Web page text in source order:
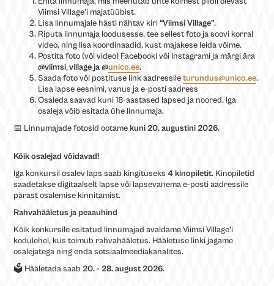
Viimsi Village’i majatüübist.
Lisa linnumajale hästi nähtav kiri“Viimsi Village”.
Riputa linnumaja loodusesse, tee sellest foto ja soovi korral
video, ning lisa koordinaadid, kust majakese leida võime.
Postita foto (või video) Facebooki või Instagrami ja märgi ära
@viimsi_village ja @unico.ee.
Saada foto või postituse link aadressileturundus@unico.ee.
Lisa lapse eesnimi, vanus ja e-posti aadress
Osaleda saavad kuni 18-aastased lapsed ja noored. Iga
osaleja võib esitada ühe linnumaja.
📅 Linnumajade fotosid ootamekuni 20. augustini 2026.
Kõik osalejad võidavad!
Iga konkursil osalev laps saab kingituseks4 kinopiletit. Kinopiletid
saadetakse digitaalselt lapse või lapsevanema e-posti aadressile
pärast osalemise kinnitamist.
Rahvahääletus ja peaauhind
Kõik konkursile esitatud linnumajad avaldame Viimsi Village'i
kodulehel, kus toimub rahvahääletus. Hääletuse linki jagame
osalejatega ning enda sotsiaalmeediakanalites.
🗳️ Hääletada saab 20. - 28. august 2026.